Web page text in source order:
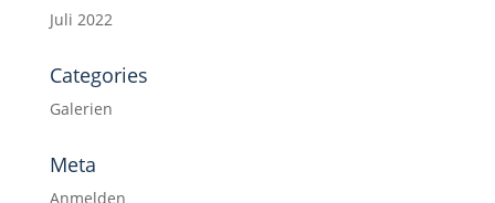
Juli 2022
Categories
Galerien
Meta
Anmelden